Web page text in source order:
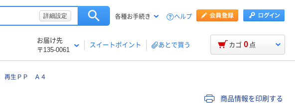
詳細設定 各種お手続き ヘルプ
お届け先
〒135-0061
スイートポイント あとで買う カゴ 0 点
再生ＰＰ Ａ４
商品情報を印刷する